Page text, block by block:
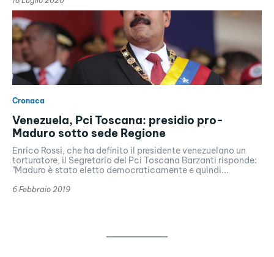
Cronaca
Venezuela, Pci Toscana: presidio pro-
Maduro sotto sede Regione
Enrico Rossi, che ha definito il presidente venezuelano un
torturatore, il Segretario del Pci Toscana Barzanti risponde:
"Maduro è stato eletto democraticamente e quindi...
6 Febbraio 2019